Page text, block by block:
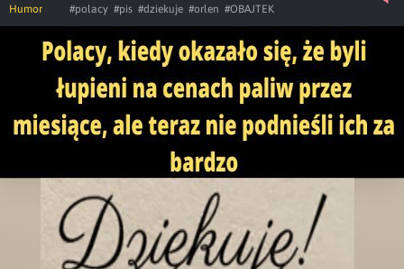
Humor #polacy #pis #dziekuje #orlen #OBAJTEK